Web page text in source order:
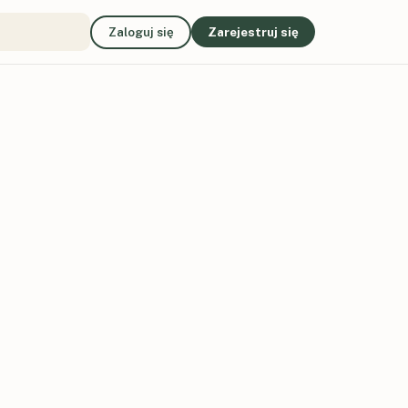
Zaloguj się Zarejestruj się